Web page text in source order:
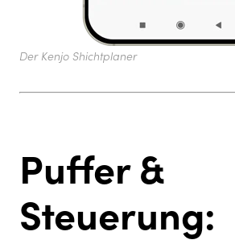
Der Kenjo Shichtplaner
Puffer &
Steuerung: